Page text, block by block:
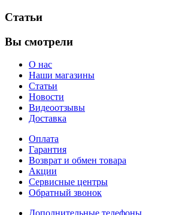
Статьи
Вы смотрели
О нас
Наши магазины
Статьи
Новости
Видеоотзывы
Доставка
Оплата
Гарантия
Возврат и обмен товара
Акции
Сервисные центры
Обратный звонок